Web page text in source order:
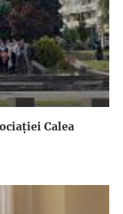
Calea